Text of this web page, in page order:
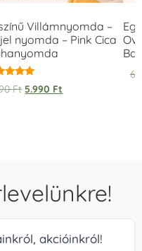
Villámnyomda –
nyomda – Pink Cica
Ft 5.990 Ft
akcióinkról!